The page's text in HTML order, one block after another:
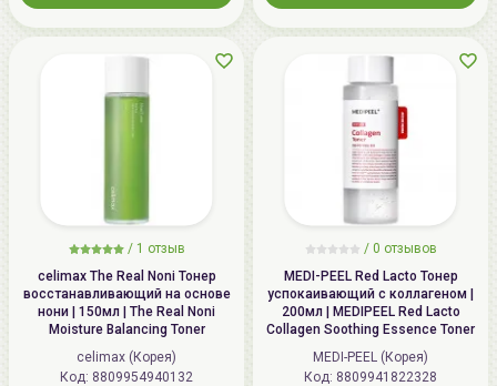
/ 1 отзыв
celimax The Real Noni Тонер
восстанавливающий на основе
нони | 150мл | The Real Noni
Moisture Balancing Toner
celimax (Корея)
Код: 8809954940132
/ 0 отзывов
MEDI-PEEL Red Lacto Тонер
успокаивающий с коллагеном |
200мл | MEDIPEEL Red Lacto
Collagen Soothing Essence Toner
MEDI-PEEL (Корея)
Код: 8809941822328